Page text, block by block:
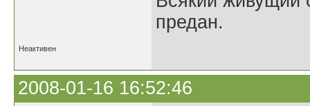
предан.
Неактивен
2008-01-16 16:52:46